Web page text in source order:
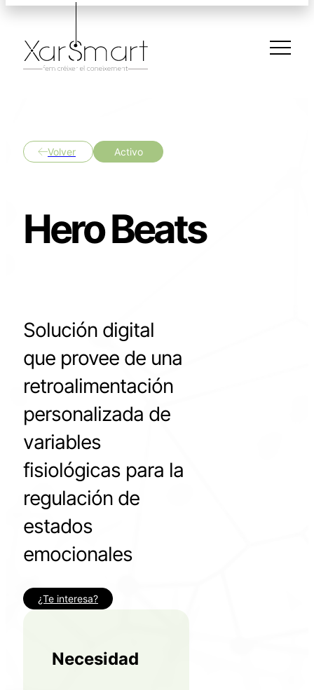
Volver Activo
Hero Beats
Solución digital
que provee de una
retroalimentación
personalizada de
variables
fisiológicas para la
regulación de
estados
emocionales
¿Te interesa?
Necesidad